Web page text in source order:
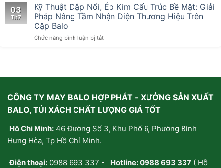
Nghiệp
hút
từ
những
túi
thà
may/
may
mua
03
Th7
Kỹ Thuật Dập Nổi, Ép Kim Cấu Trúc Bề Mặt: Giải
Pháp Nâng Tầm Nhận Diện Thương Hiệu Trên
Cặp Balo
Chức năng bình luận bị tắtở
Cấu
Bề
Giải
Nhận
CÔNG TY MAY BALO HỢP PHÁT - XƯỞNG SẢN XUẤT
BALO, TÚI XÁCH CHẤT LƯỢNG GIÁ TỐT
Hồ Chí Minh: 46 Đường Số 3, Khu Phố 6, Phường Bình
Hưng Hòa, Tp Hồ Chí Minh.
Điện thoại: 0988 693 337 - Hotline:0988 693 337 ( Hỗ